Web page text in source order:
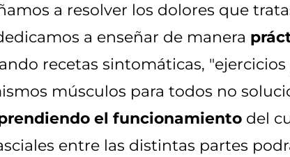
a resolver los dolores que
a enseñar de manera
recetas sintomáticas,
músculos para todos no
el funcionamiento del
entre las distintas partes